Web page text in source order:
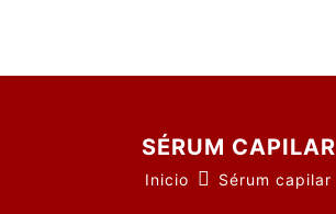
SÉRUM CAPILAR
Inicio Sérum capilar